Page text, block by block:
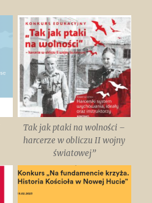
Tak jak ptaki na wolności –
harcerze w obliczu II wojny
światowej”